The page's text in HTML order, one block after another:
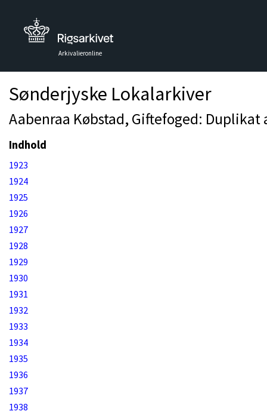
Arkivalieronline
Sønderjyske Lokalarkiver
Aabenraa Købstad, Giftefoged:
Indhold
1923
1924
1925
1926
1927
1928
1929
1930
1931
1932
1933
1934
1935
1936
1937
1938